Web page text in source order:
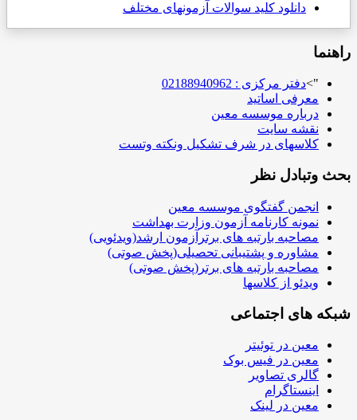
دانلود کلید سوالات آزمونهای مختلف
راهنما
">دفتر مرکزی : 02188940962
معرفی اساتید
درباره موسسه معین
نقشه سایت
کلاسهای در شرف تشکیل ونکته وتست
بحث وتبادل نظر
انجمن گفتگوی موسسه معین
نمونه کارنامه آزمون وزارت بهداشت
مصاحبه بارتبه های برترآزمون ارشد(ویدئویی)
مشاوره و پشتیبانی تحصیلی(پخش صوتی)
مصاحبه بارتبه های برتر(پخش صوتی)
ویدئو از کلاسها
شبکه های اجتماعی
معین در توئیتر
معین در فیس بوک
گالری تصاویر
اینستاگرام
معین در لینک